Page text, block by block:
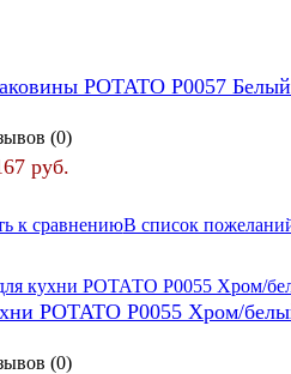
РОТАТО P0057 Белый
(0)
руб.
к сравнениюВ список
РОТАТО Р0055 Хром/
(0)